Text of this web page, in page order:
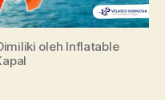
oleh Inflatable